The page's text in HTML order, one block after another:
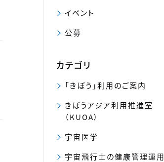
イベント
公募
カテゴリ
「きぼう」利用のご案内
きぼうアジア利用推進室
（KUOA）
宇宙医学
宇宙飛行士の健康管理運用